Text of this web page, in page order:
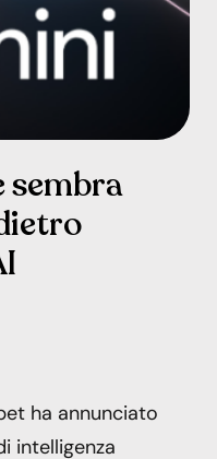
sembra
ha annunciato
intelligenza